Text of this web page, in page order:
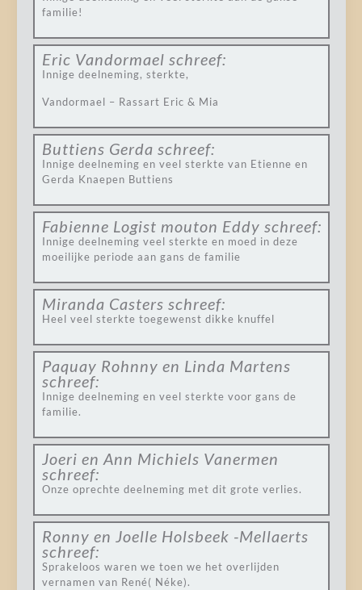
familie!
Eric Vandormael schreef:
Innige deelneming, sterkte,
Vandormael – Rassart Eric & Mia
Buttiens Gerda schreef:
Innige deelneming en veel sterkte van Etienne en
Gerda Knaepen Buttiens
Fabienne Logist mouton Eddy schreef:
Innige deelneming veel sterkte en moed in deze
moeilijke periode aan gans de familie
Miranda Casters schreef:
Heel veel sterkte toegewenst dikke knuffel
Paquay Rohnny en Linda Martens
schreef:
Innige deelneming en veel sterkte voor gans de
familie.
Joeri en Ann Michiels Vanermen
schreef:
Onze oprechte deelneming met dit grote verlies.
Ronny en Joelle Holsbeek -Mellaerts
schreef:
Sprakeloos waren we toen we het overlijden
vernamen van René( Néke).